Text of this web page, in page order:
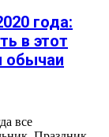
года:
в этот
обычаи
все